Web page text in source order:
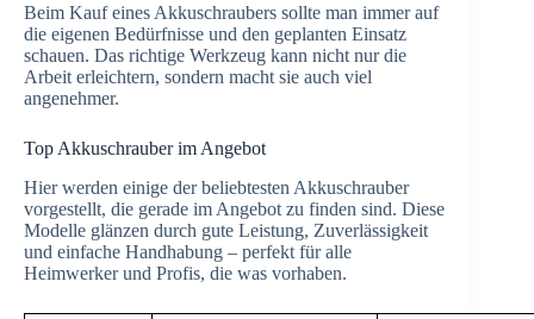
Beim Kauf eines Akkuschraubers sollte man immer auf
die eigenen Bedürfnisse und den geplanten Einsatz
schauen. Das richtige Werkzeug kann nicht nur die
Arbeit erleichtern, sondern macht sie auch viel
angenehmer.
Top Akkuschrauber im Angebot
Hier werden einige der beliebtesten Akkuschrauber
vorgestellt, die gerade im Angebot zu finden sind. Diese
Modelle glänzen durch gute Leistung, Zuverlässigkeit
und einfache Handhabung – perfekt für alle
Heimwerker und Profis, die was vorhaben.